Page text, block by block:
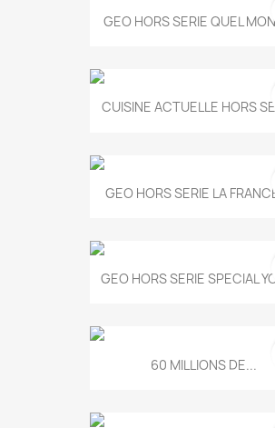
GEO HORS SERIE QUEL
CUISINE ACTUELLE HORS
GEO HORS SERIE LA
GEO HORS SERIE SPECIAL
60 MILLIONS DE...